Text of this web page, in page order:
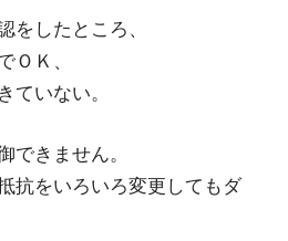
をしたところ、
ＯＫ、
ていない。
できません。
抗をいろいろ変更してもダ